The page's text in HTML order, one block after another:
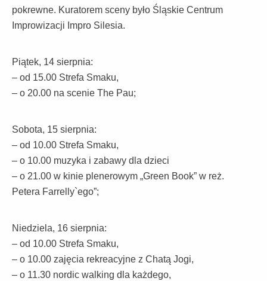
pokrewne. Kuratorem sceny było Śląskie Centrum
Improwizacji Impro Silesia.
Piątek, 14 sierpnia:
– od 15.00 Strefa Smaku,
– o 20.00 na scenie The Pau;
Sobota, 15 sierpnia:
– od 10.00 Strefa Smaku,
– o 10.00 muzyka i zabawy dla dzieci
– o 21.00 w kinie plenerowym „Green Book” w reż.
Petera Farrelly`ego”;
Niedziela, 16 sierpnia:
– od 10.00 Strefa Smaku,
– o 10.00 zajęcia rekreacyjne z Chatą Jogi,
– o 11.30 nordic walking dla każdego,